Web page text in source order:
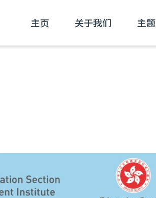
主页 关于我们 主题